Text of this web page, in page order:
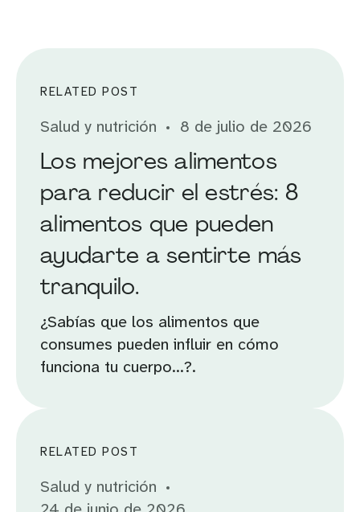
RELATED POST
Salud y nutrición 8 de julio de 2026
Los mejores alimentos
para reducir el estrés: 8
alimentos que pueden
ayudarte a sentirte más
tranquilo.
¿Sabías que los alimentos que
consumes pueden influir en cómo
funciona tu cuerpo...?.
RELATED POST
Salud y nutrición